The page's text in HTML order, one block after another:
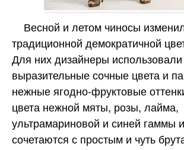
Весной и летом чиносы
традиционной демократичной
Для них дизайнеры использовали
выразительные сочные цвета и
нежные ягодно-фруктовые
цвета нежной мяты, розы, лайма,
ультрамариновой и синей гаммы
сочетаются с простым и чуть